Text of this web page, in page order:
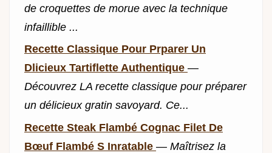
de croquettes de morue avec la technique
infaillible ...
Recette Classique Pour Prparer Un
Dlicieux Tartiflette Authentique —
Découvrez LA recette classique pour préparer
un délicieux gratin savoyard. Ce...
Recette Steak Flambé Cognac Filet De
Bœuf Flambé S Inratable — Maîtrisez la